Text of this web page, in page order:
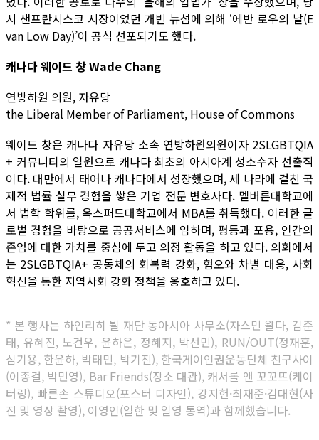
시 샌프란시스코 시장이었던 개빈 뉴섬에 의해 ‘에반 로우의 날(E
van Low Day)’이 공식 선포되기도 했다.
캐나다 웨이드 창 Wade Chang
연방하원 의원, 자유당
the Liberal Member of Parliament, House of Commons
웨이드 창은 캐나다 자유당 소속 연방하원의원이자 2SLGBTQIA
+ 커뮤니티의 일원으로 캐나다 최초의 아시아계 성소수자 선출직
이다. 대만에서 태어나 캐나다에서 성장했으며, 세 나라에 걸친 국
제적 법률 실무 경험을 쌓은 기업 전문 변호사다. 멜버른대학교에
서 법학 학위를, 옥스퍼드대학교에서 MBA를 취득했다. 이러한 글
로벌 경험을 바탕으로 공공서비스에 임하며, 평등과 포용, 인간의
존엄에 대한 가치를 중심에 두고 의정 활동을 하고 있다. 의회에서
는 2SLGBTQIA+ 공동체의 회복력 강화, 혐오와 차별 대응, 사회
혁신을 통한 지역사회 강화 정책을 옹호하고 있다.
* 본 행사는 하인리히 뵐 재단 동아시아 사무소(자스민 왈다, 김준
태, 유혜진, 노건우, 윤하은, 정혜지, 박선민), RUN/OUT(정재훈,
심기용, 한윤하, 박태민, 박기진), 한국게이인권운동단체 친구사이
(이종걸, 박민영), Bar Friends(장소 대관), 캐서롤 앤 꼬꼬뜨(케이
터링), 빠른손 스튜디오(포스터 디자인), 강지헌·최재준·김대현(사
진 및 영상 촬영), 이영인(일한 및 일영 통역)과 함께했습니다.